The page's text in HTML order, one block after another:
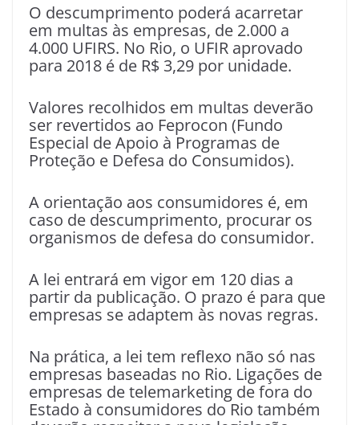
O descumprimento poderá acarretar
em multas às empresas, de 2.000 a
4.000 UFIRS. No Rio, o UFIR aprovado
para 2018 é de R$ 3,29 por unidade.
Valores recolhidos em multas deverão
ser revertidos ao Feprocon (Fundo
Especial de Apoio à Programas de
Proteção e Defesa do Consumidos).
A orientação aos consumidores é, em
caso de descumprimento, procurar os
organismos de defesa do consumidor.
A lei entrará em vigor em 120 dias a
partir da publicação. O prazo é para que
empresas se adaptem às novas regras.
Na prática, a lei tem reflexo não só nas
empresas baseadas no Rio. Ligações de
empresas de telemarketing de fora do
Estado à consumidores do Rio também